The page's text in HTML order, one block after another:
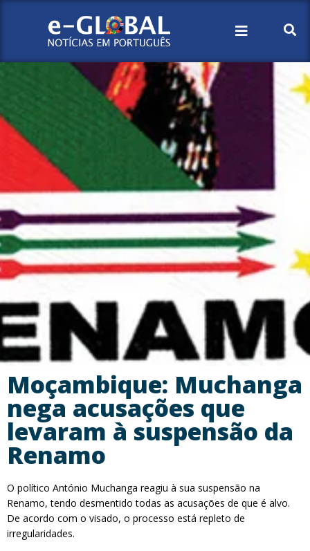
Moçambique: Muchanga
nega acusações que
levaram à suspensão da
Renamo
O político António Muchanga reagiu à sua suspensão na
Renamo, tendo desmentido todas as acusações de que é alvo.
De acordo com o visado, o processo está repleto de
irregularidades.